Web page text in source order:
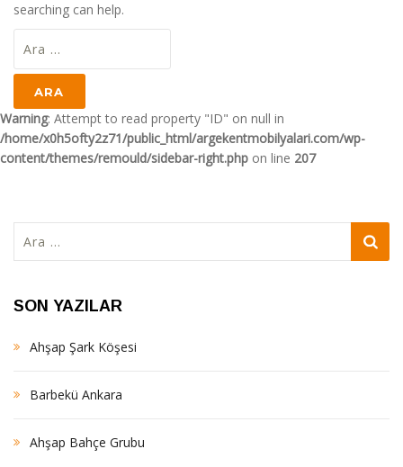
searching can help.
Warning: Attempt to read property "ID" on null in
/home/x0h5ofty2z71/public_html/argekentmobilyalari.com/wp-
content/themes/remould/sidebar-right.php on line 207
SON YAZILAR
Ahşap Şark Köşesi
Barbekü Ankara
Ahşap Bahçe Grubu